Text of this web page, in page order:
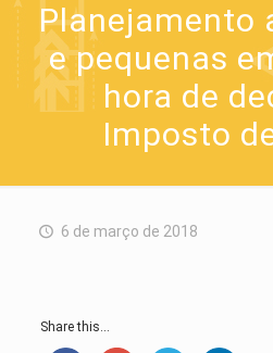
Planejamento
e pequenas
hora de
Imposto
6 de março de 2018
Share this...